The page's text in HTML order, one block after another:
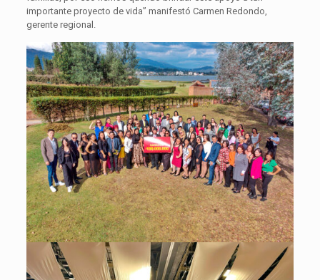
importante proyecto de vida” manifestó Carmen Redondo,
gerente regional.